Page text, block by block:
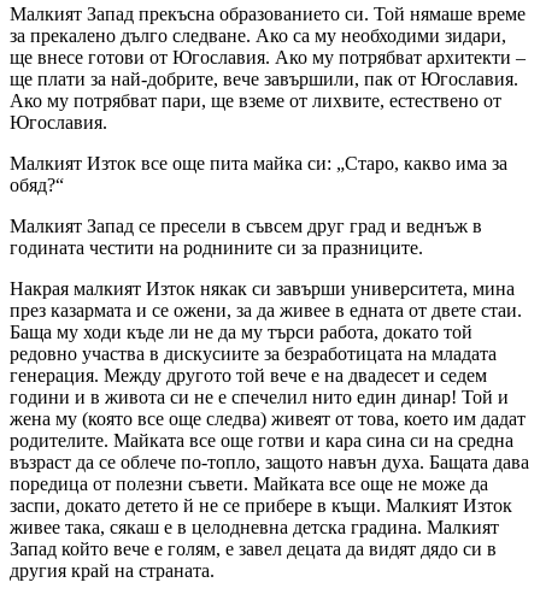
Малкият Запад прекъсна образованието си. Той нямаше време
за прекалено дълго следване. Ако са му необходими зидари,
ще внесе готови от Югославия. Ако му потрябват архитекти –
ще плати за най-добрите, вече завършили, пак от Югославия.
Ако му потрябват пари, ще вземе от лихвите, естествено от
Югославия.
Малкият Изток все още пита майка си: „Старо, какво има за
обяд?“
Малкият Запад се пресели в съвсем друг град и веднъж в
годината честити на роднините си за празниците.
Накрая малкият Изток някак си завърши университета, мина
през казармата и се ожени, за да живее в едната от двете стаи.
Баща му ходи къде ли не да му търси работа, докато той
редовно участва в дискусиите за безработицата на младата
генерация. Между другото той вече е на двадесет и седем
години и в живота си не е спечелил нито един динар! Той и
жена му (която все още следва) живеят от това, което им дадат
родителите. Майката все още готви и кара сина си на средна
възраст да се облече по-топло, защото навън духа. Бащата дава
поредица от полезни съвети. Майката все още не може да
заспи, докато детето й не се прибере в къщи. Малкият Изток
живее така, сякаш е в целодневна детска градина. Малкият
Запад който вече е голям, е завел децата да видят дядо си в
другия край на страната.